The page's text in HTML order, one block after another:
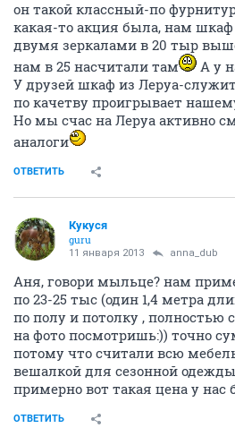
Кукуся
guru
anna_dub
всем привет!
Аня,
Показать спойлер
ОТВЕТИТЬ
anna_dub
veteran
11 января 2013 Кукуся
Лена, дааа
Просто мы когда поженились
шкаф к нам в комнату в
он такой классный-по
какая-то акция была, нам шкаф
двумя зеркалами в 20 тыр
нам в 25 насчитали там
А у
У друзей шкаф из Леруа-служит